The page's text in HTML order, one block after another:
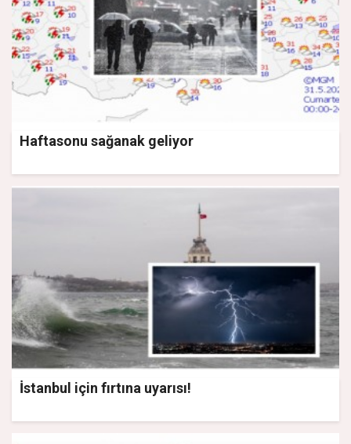
Haftasonu sağanak geliyor
İstanbul için fırtına uyarısı!